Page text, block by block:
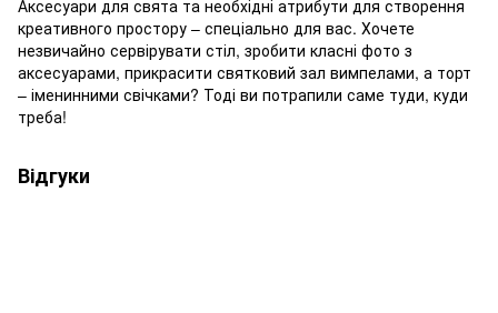
Аксесуари для свята та необхідні атрибути для створення
креативного простору – спеціально для вас. Хочете
незвичайно сервірувати стіл, зробити класні фото з
аксесуарами, прикрасити святковий зал вимпелами, а торт
– іменинними свічками? Тоді ви потрапили саме туди, куди
треба!
Відгуки